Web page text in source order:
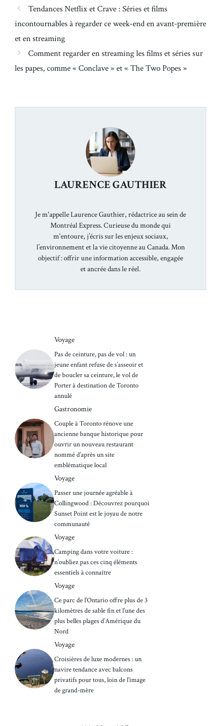
Tendances Netflix et Crave : Séries et films
incontournables à regarder ce week-end en avant-première
et en streaming
Comment regarder en streaming les films et séries sur
les papes, comme « Conclave » et « The Two Popes »
LAURENCE GAUTHIER
Je m'appelle Laurence Gauthier, rédactrice au sein de
Montréal Express. Curieuse du monde qui
m'entoure, j’écris sur les enjeux sociaux,
l’environnement et la vie citoyenne au Canada. Mon
objectif : offrir une information accessible, engagée
et ancrée dans le réel.
Voyage
Pas de ceinture, pas de vol : un
jeune enfant refuse de s’asseoir et
de boucler sa ceinture, le vol de
Porter à destination de Toronto
annulé
Gastronomie
Couple à Toronto rénove une
ancienne banque historique pour
ouvrir un nouveau restaurant
nommé d’après un site
emblématique local
Voyage
Passer une journée agréable à
Collingwood : Découvrez pourquoi
Sunset Point est le joyau de notre
communauté
Voyage
Camping dans votre voiture :
n’oubliez pas ces cinq éléments
essentiels à connaître
Voyage
Ce parc de l’Ontario offre plus de 3
kilomètres de sable fin et l’une des
plus belles plages d’Amérique du
Nord
Voyage
Croisières de luxe modernes : un
navire tendance avec balcons
privatifs pour tous, loin de l’image
de grand-mère